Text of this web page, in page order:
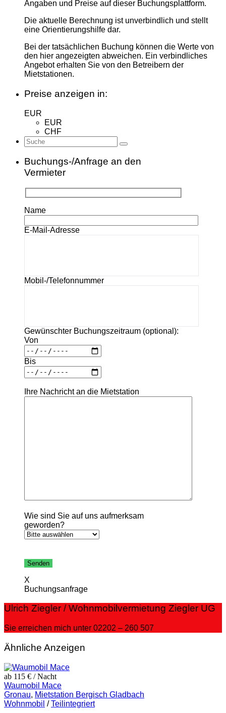
Angaben und Preise auf dieser Buchungsplattform.
Die aktuelle Berechnung ist unverbindlich und stellt
eine Orientierungshilfe dar.
Bei der tatsächlichen Buchung können die Werte von
den hier angezeigten abweichen. Ein verbindliches
Angebot erhalten Sie von den Betreibern der
Mietstationen.
Preise anzeigen in:
EUR
EUR
CHF
Buchungs-/Anfrage an den
Vermieter
Name
E-Mail-Adresse
Mobil-/Telefonnummer
Gewünschter Buchungszeitraum (optional):
Von
Bis
Ihre Nachricht an die Mietstation
Wie sind Sie auf uns aufmerksam
geworden?
lasse
Feld
leer.
X
Buchungsanfrage
Ulrich Ziegler / Wohnmobilvermietung Ziegler UG
Sie erreichen mich unter 02202 – 260 507
Ähnliche Anzeigen
ab 115 € / Nacht
Waumobil Mace
Gronau, Mietstation Bergisch Gladbach
Wohnmobil /Teilintegriert